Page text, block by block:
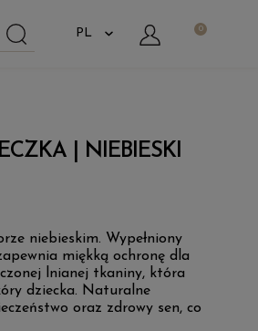
| NIEBIESKI
niebieskim. Wypełniony
miękką ochronę dla
lnianej tkaniny, która
dziecka. Naturalne
oraz zdrowy sen, co